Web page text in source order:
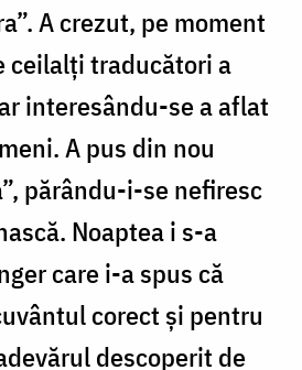
A crezut, pe moment
ceilalţi traducători a
interesându-se a aflat
A pus din nou
părându-i-se nefiresc
Noaptea i s-a
care i-a spus că
corect şi pentru
descoperit de